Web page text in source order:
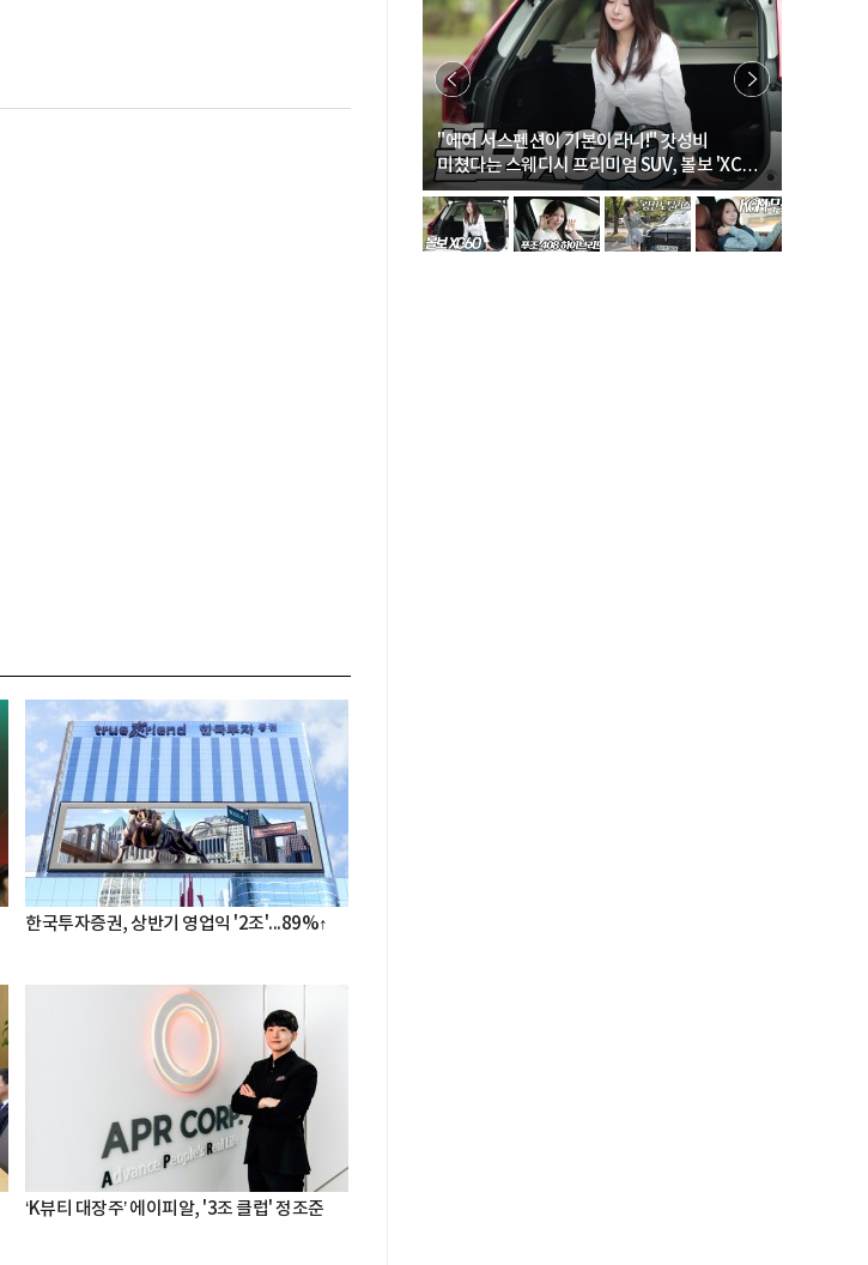
한국투자증권, 상반기 영업익 '2조'...89%↑
‘K뷰티 대장주’ 에이피알, '3조 클럽' 정조준
"에어 서스펜션이 기본이라니!" 갓성비
미쳤다는 스웨디시 프리미엄 SUV, 볼보 'XC60
B5 울트라'